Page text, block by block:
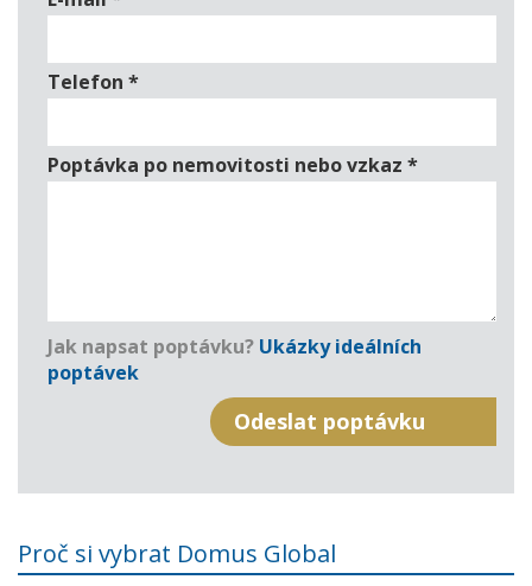
Telefon *
Poptávka po nemovitosti nebo vzkaz *
Jak napsat poptávku? Ukázky ideálních
poptávek
Proč si vybrat Domus Global